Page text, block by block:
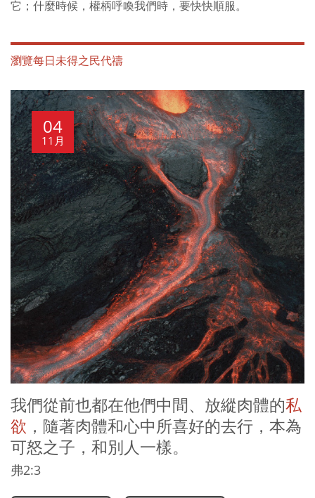
它；什麼時候，權柄呼喚我們時，要快快順服。
瀏覽每日未得之民代禱
04
11月
我們從前也都在他們中間、放縱肉體的私
欲 ，隨著肉體和心中所喜好的去行，本為
可怒之子，和別人一樣。
弗2:3